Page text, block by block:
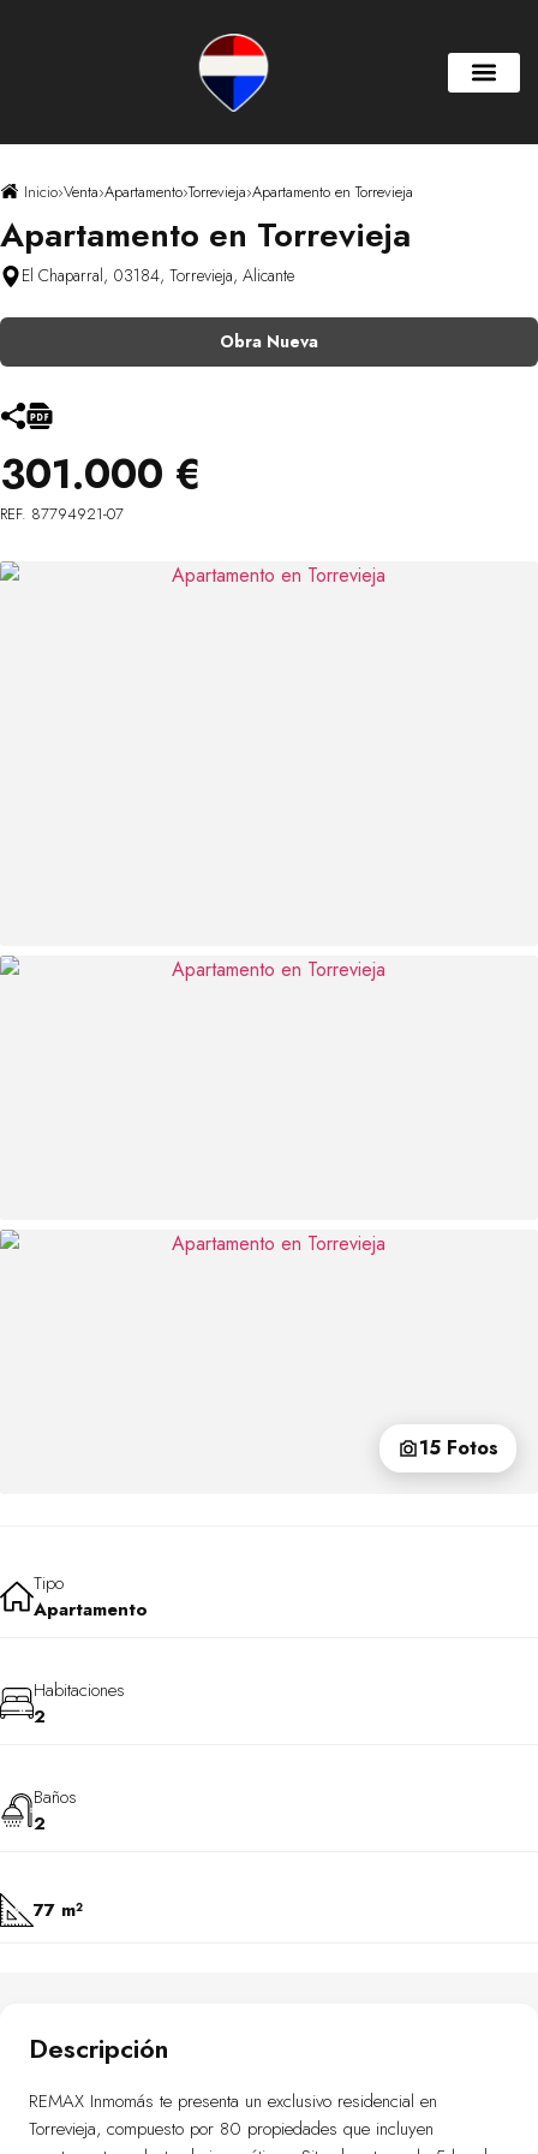
Inicio›Venta›Apartamento›Torrevieja›Apartamento en Torrevieja
Apartamento en Torrevieja
El Chaparral, 03184, Torrevieja, Alicante
Obra Nueva
301.000 €
REF. 87794921-07
15 Fotos
Tipo
Apartamento
Habitaciones
2
Baños
2
77 m²
Descripción
REMAX Inmomás te presenta un exclusivo residencial en
Torrevieja, compuesto por 80 propiedades que incluyen